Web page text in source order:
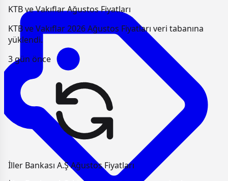
KTB ve Vakıflar Ağustos Fiyatları
KTB ve Vakıflar 2026 Ağustos Fiyatları veri tabanına
yüklendi.
3 gün önce
İller Bankası A.Ş Ağustos Fiyatları